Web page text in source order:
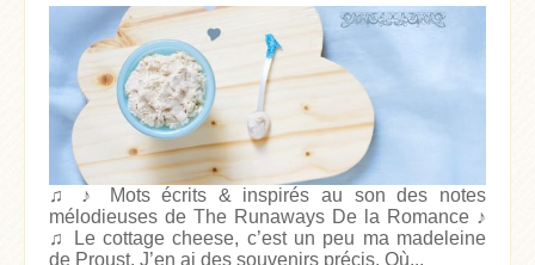
♫ ♪ Mots écrits & inspirés au son des notes
mélodieuses de The Runaways De la Romance ♪
♫ Le cottage cheese, c’est un peu ma madeleine
de Proust. J’en ai des souvenirs précis. Où...